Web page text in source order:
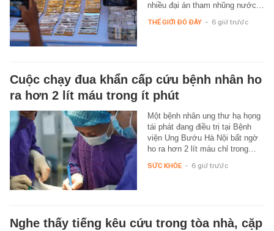
nhiều đại án tham nhũng nước…
THẾ GIỚI ĐÓ ĐÂY - 6 giờ trước
Cuộc chạy đua khẩn cấp cứu bệnh nhân ho
ra hơn 2 lít máu trong ít phút
Một bệnh nhân ung thư hạ họng
tái phát đang điều trị tại Bệnh
viện Ung Bướu Hà Nội bất ngờ
ho ra hơn 2 lít máu chỉ trong…
SỨC KHỎE - 6 giờ trước
Nghe thấy tiếng kêu cứu trong tòa nhà, cặp